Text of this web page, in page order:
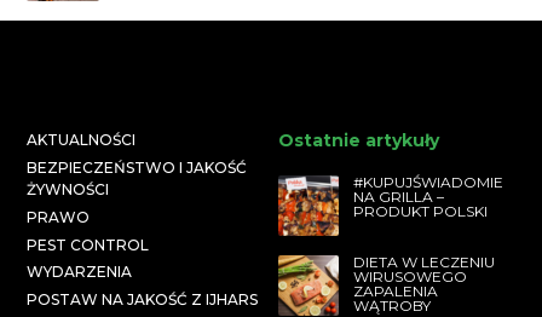
AKTUALNOŚCI
BEZPIECZEŃSTWO I JAKOŚĆ
ŻYWNOŚCI
PRAWO
PEST CONTROL
WYDARZENIA
POSTAW NA JAKOŚĆ Z IJHARS
Ostatnie artykuły
#KUPUJŚWIADOMIE
NA GRILLA –
PRODUKT POLSKI
DIETA W LECZENIU
WIRUSOWEGO
ZAPALENIA
WĄTROBY